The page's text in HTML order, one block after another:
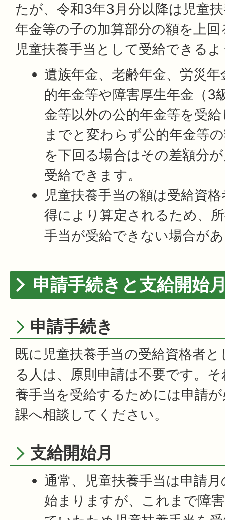
たが、令和3年3月分以降は児童
年金等の子の加算部分の額を上
児童扶養手当として受給できる
遺族年金、老齢年金、労災
的年金等や障害厚生年金（3
金等以外の公的年金等を受
までと変わらず公的年金等
を下回る場合はその差額分
受給できます。
児童扶養手当の額は受給資
得により算定されるため、
手当が受給できない場合が
申請手続きと支給開始
申請手続き
既に児童扶養手当の受給資格者
る人は、原則申請は不要です。
養手当を受給するためには申請
課へ相談してください。
支給開始月
通常、児童扶養手当は申請
始まりますが、これまで障